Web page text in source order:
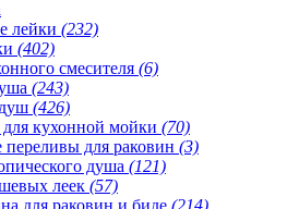
лейки (232)
(402)
смесителя (6)
(243)
(426)
кухонной мойки (70)
переливы для раковин (3)
душа (121)
леек (57)
для раковин и биде (214)